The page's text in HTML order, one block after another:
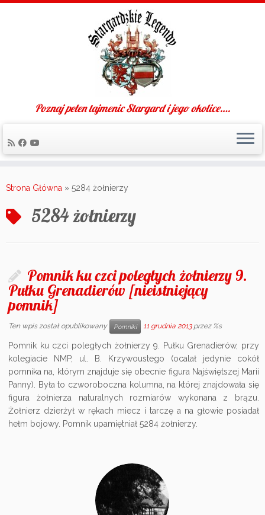
to
Poznaj pełen tajmenic Stargard i jego okolice….
Strona Główna » 5284 żołnierzy
5284 żołnierzy
Pomnik ku czci poległych żołnierzy 9.
Pułku Grenadierów [nieistniejący
pomnik]
Ten wpis został opublikowany Pomniki 11 grudnia 2013 przez %s
Pomnik ku czci poległych żołnierzy 9. Pułku Grenadierów, przy
kolegiacie NMP, ul. B. Krzywoustego (ocalał jedynie cokół
pomnika na, którym znajduje się obecnie figura Najświętszej Marii
Panny). Była to czworoboczna kolumna, na której znajdowała się
figura żołnierza naturalnych rozmiarów wykonana z brązu.
Żołnierz dzierżył w rękach miecz i tarczę a na głowie posiadał
hełm bojowy. Pomnik upamiętniał 5284 żołnierzy.